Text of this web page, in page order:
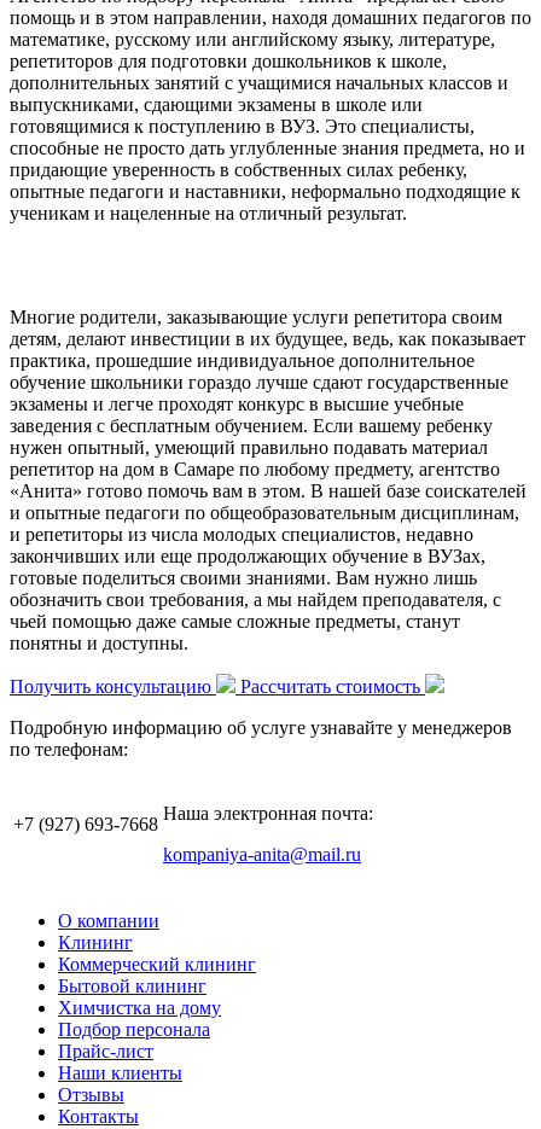
помощь и в этом направлении, находя домашних педагогов по
математике, русскому или английскому языку, литературе,
репетиторов для подготовки дошкольников к школе,
дополнительных занятий с учащимися начальных классов и
выпускниками, сдающими экзамены в школе или
готовящимися к поступлению в ВУЗ. Это специалисты,
способные не просто дать углубленные знания предмета, но и
придающие уверенность в собственных силах ребенку,
опытные педагоги и наставники, неформально подходящие к
ученикам и нацеленные на отличный результат.
Многие родители, заказывающие услуги репетитора своим
детям, делают инвестиции в их будущее, ведь, как показывает
практика, прошедшие индивидуальное дополнительное
обучение школьники гораздо лучше сдают государственные
экзамены и легче проходят конкурс в высшие учебные
заведения с бесплатным обучением. Если вашему ребенку
нужен опытный, умеющий правильно подавать материал
репетитор на дом в Самаре по любому предмету, агентство
«Анита» готово помочь вам в этом. В нашей базе соискателей
и опытные педагоги по общеобразовательным дисциплинам,
и репетиторы из числа молодых специалистов, недавно
закончивших или еще продолжающих обучение в ВУЗах,
готовые поделиться своими знаниями. Вам нужно лишь
обозначить свои требования, а мы найдем преподавателя, с
чьей помощью даже самые сложные предметы, станут
понятны и доступны.
Получить консультацию
Рассчитать стоимость
Подробную информацию об услуге узнавайте у менеджеров
по телефонам:
+7 (927) 693-7668
Наша электронная почта:
kompaniya-anita@mail.ru
О компании
Клининг
Коммерческий клининг
Бытовой клининг
Химчистка на дому
Подбор персонала
Прайс-лист
Наши клиенты
Отзывы
Контакты